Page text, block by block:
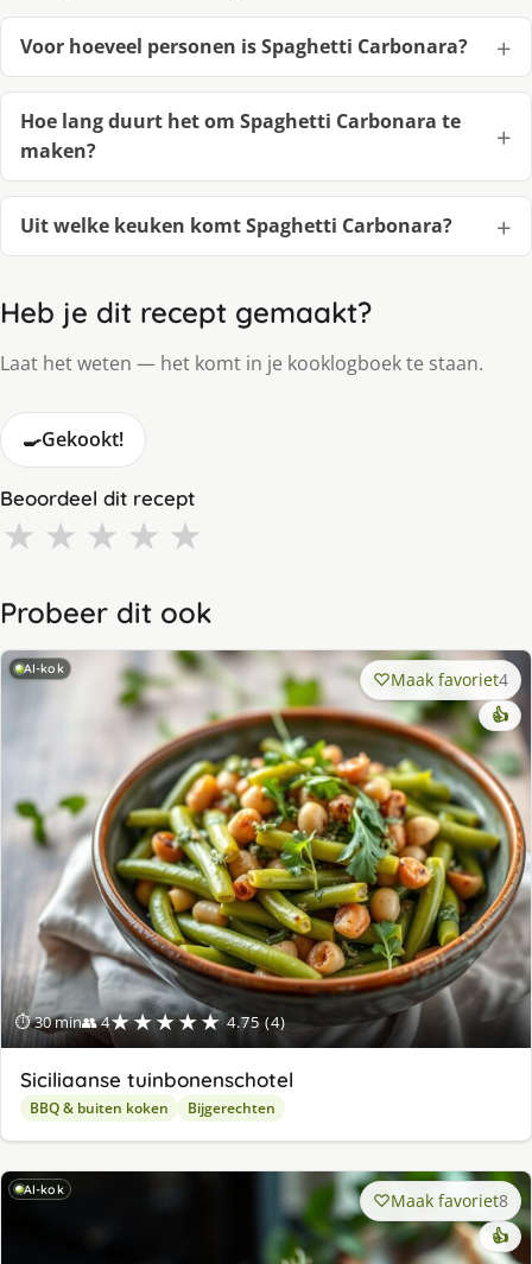
Voor hoeveel personen is Spaghetti Carbonara?
Hoe lang duurt het om Spaghetti Carbonara te
maken?
Uit welke keuken komt Spaghetti Carbonara?
Heb je dit recept gemaakt?
Laat het weten — het komt in je kooklogboek te staan.
🍳Gekookt!
Beoordeel dit recept
★ ★ ★ ★ ★
Probeer dit ook
AI-kok
⏱ 30 min👥 4★★★★★ 4.75 (4)
Maak favoriet4
👍
Siciliaanse tuinbonenschotel
BBQ & buiten koken Bijgerechten
AI-kok Maak favoriet8
👍